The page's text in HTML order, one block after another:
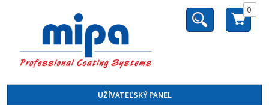
0
UŽÍVATEĽSKÝ PANEL